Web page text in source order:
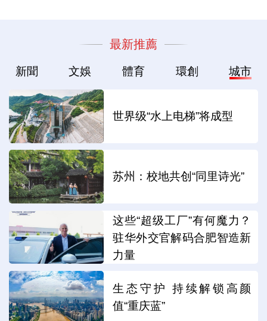
最新推薦
新聞 文娛 體育 環創 城市
世界级“水上电梯”将成型
苏州：校地共创“同里诗光”
这些“超级工厂”有何魔力？
驻华外交官解码合肥智造新
力量
生态守护 持续解锁高颜
值“重庆蓝”